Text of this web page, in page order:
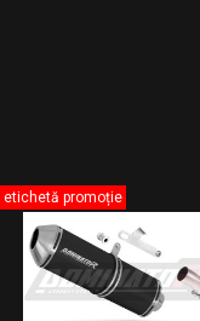
etichetă promoție